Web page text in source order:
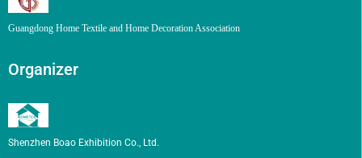
Guangdong Home Textile and Home Decoration Association
Organizer
Shenzhen Boao Exhibition Co., Ltd.